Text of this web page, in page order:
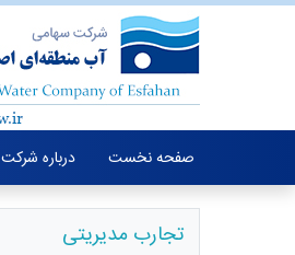
صفحه نخست درباره شرکت
تجارب مدیریتی